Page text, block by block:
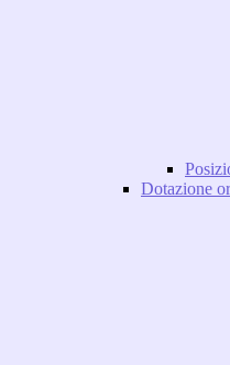
Dotazione